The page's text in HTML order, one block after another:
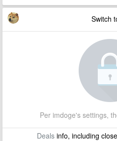
Switch
Per imdoge's settings,
Dealsinfo, including